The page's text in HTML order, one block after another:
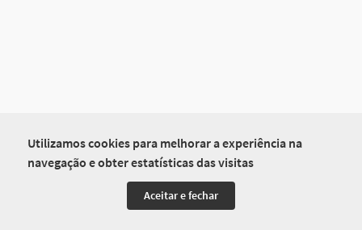
Utilizamos cookies para melhorar a experiência na
navegação e obter estatísticas das visitas
Aceitar e fechar